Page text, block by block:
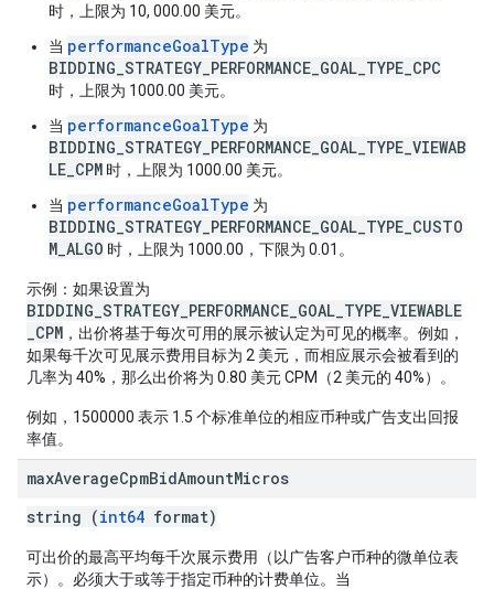
时，上限为 10, 000.00 美元。
当 performanceGoalType 为
BIDDING_STRATEGY_PERFORMANCE_GOAL_TYPE_CPC
时，上限为 1000.00 美元。
当 performanceGoalType 为
BIDDING_STRATEGY_PERFORMANCE_GOAL_TYPE_VIEWAB
LE_CPM 时，上限为 1000.00 美元。
当 performanceGoalType 为
BIDDING_STRATEGY_PERFORMANCE_GOAL_TYPE_CUSTO
M_ALGO 时，上限为 1000.00，下限为 0.01。
示例：如果设置为
BIDDING_STRATEGY_PERFORMANCE_GOAL_TYPE_VIEWABLE
_CPM ，出价将基于每次可用的展示被认定为可见的概率。例如，
如果每千次可见展示费用目标为 2 美元，而相应展示会被看到的
几率为 40%，那么出价将为 0.80 美元 CPM（2 美元的 40%）。
例如，1500000 表示 1.5 个标准单位的相应币种或广告支出回报
率值。
maxAverageCpmBidAmountMicros
string (int64 format)
可出价的最高平均每千次展示费用（以广告客户币种的微单位表
示）。必须大于或等于指定币种的计费单位。当